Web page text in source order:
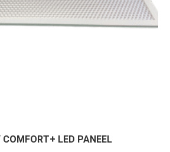
COMFORT+ LED PANEEL